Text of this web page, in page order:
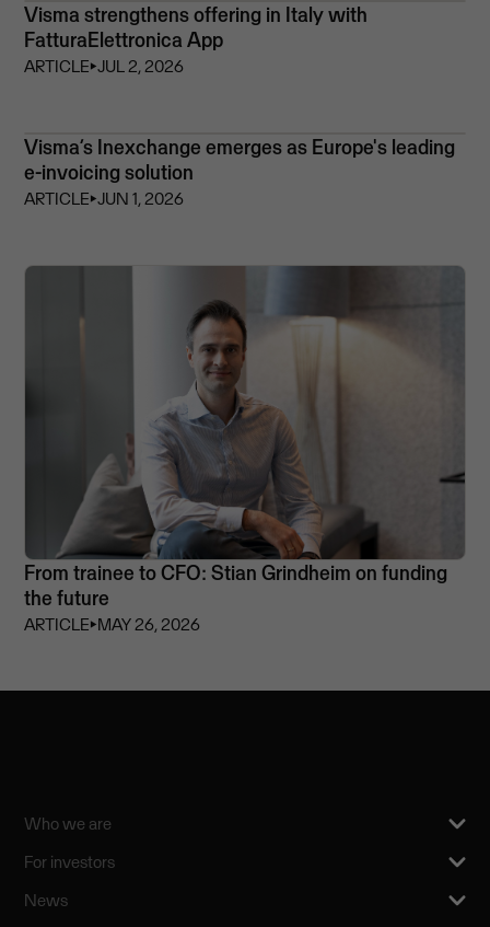
Visma strengthens offering in Italy with
FatturaElettronica App
ARTICLE⏵JUL 2, 2026
Visma’s Inexchange emerges as Europe's leading
e-invoicing solution
ARTICLE⏵JUN 1, 2026
From trainee to CFO: Stian Grindheim on funding
the future
ARTICLE⏵MAY 26, 2026
Who we are
For investors
News